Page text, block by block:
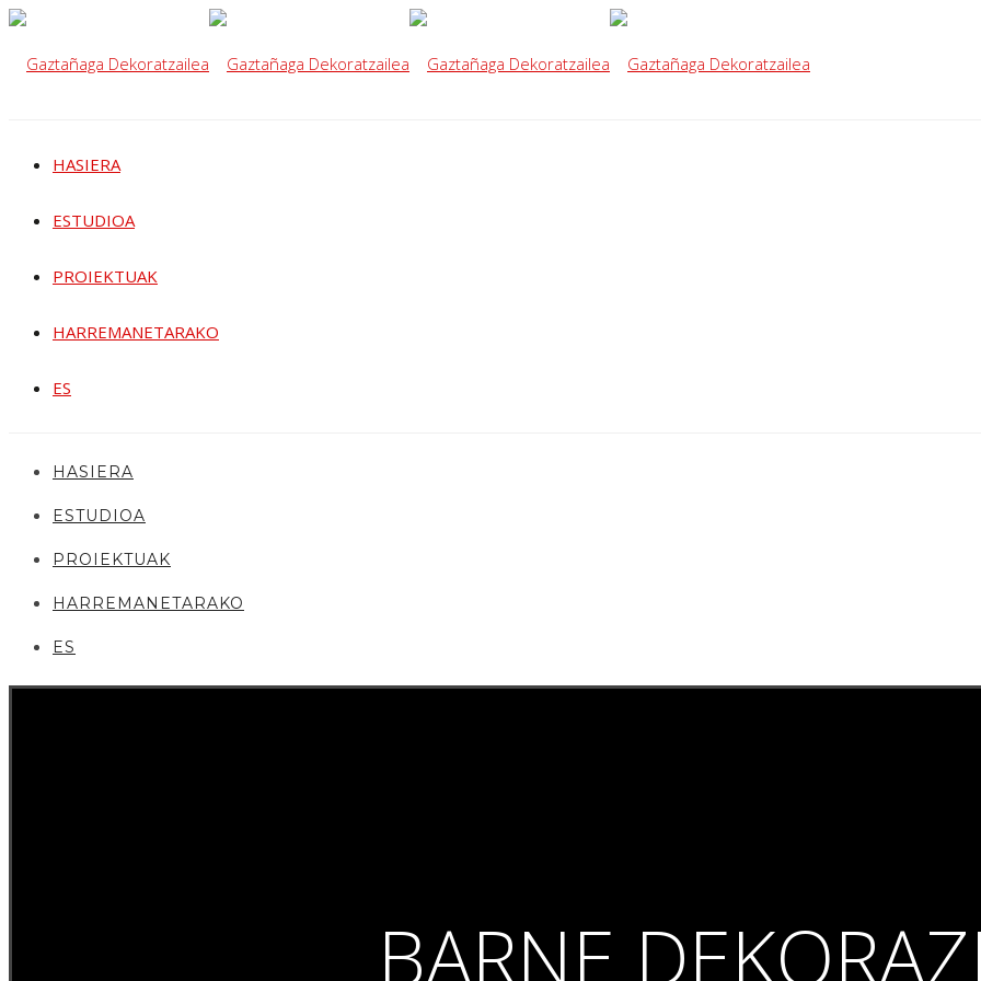
HASIERA
ESTUDIOA
PROIEKTUAK
HARREMANETARAKO
ES
HASIERA
ESTUDIOA
PROIEKTUAK
HARREMANETARAKO
ES
BARNE